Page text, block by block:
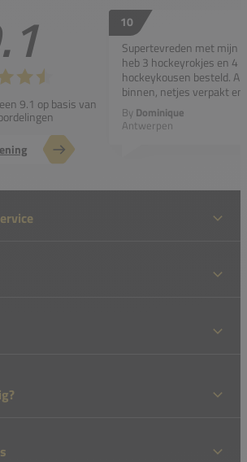
9.1 op basis van
10
Supertevreden met mijn
heb 3 hockeyrokjes en 4
hockeykousen besteld.
binnen, netjes verpakt
By Dominique
Antwerpen